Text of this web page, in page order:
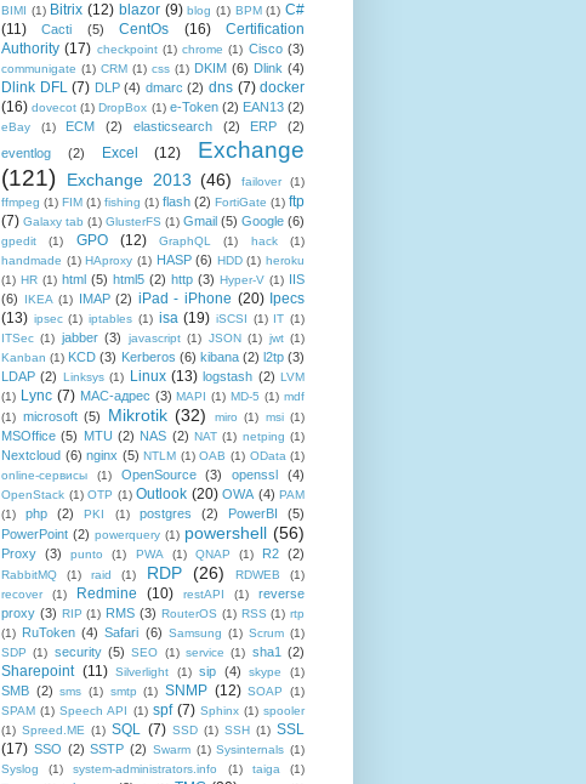
BIMI (1) Bitrix (12) blazor (9) blog (1) BPM (1) C#
(11)
Cacti (5) CentOs (16)
Certification
Authority (17) checkpoint (1) chrome (1) Cisco (3)
communigate (1) CRM (1) css (1) DKIM (6) Dlink (4)
Dlink DFL (7) DLP (4) dmarc (2) dns (7) docker
(16) dovecot (1) DropBox (1) e-Token (2) EAN13 (2)
eBay (1) ECM (2) elasticsearch (2) ERP
(2)
eventlog
(2) Excel (12)
Exchange
(121)
Exchange 2013 (46) failover
(1)
ffmpeg (1) FIM (1) fishing (1) flash (2) FortiGate (1) ftp
(7) Galaxy tab (1) GlusterFS (1) Gmail (5) Google (6)
gpedit (1) GPO (12) GraphQL (1) hack
(1)
handmade (1) HAproxy (1) HASP (6) HDD (1) heroku
(1) HR (1) html (5) html5 (2) http (3) Hyper-V (1) IIS
(6)
IKEA (1) IMAP (2) iPad - iPhone (20) Ipecs
(13) ipsec (1) iptables (1) isa (19) iSCSI (1) IT (1)
ITSec (1) jabber (3) javascript (1) JSON (1) jwt (1)
Kanban (1) KCD (3) Kerberos (6) kibana (2) l2tp (3)
LDAP (2) Linksys (1) Linux (13) logstash (2) LVM
(1) Lync (7) MAC-адрес (3) MAPI (1) MD-5 (1) mdf
(1) microsoft (5) Mikrotik (32) miro (1) msi (1)
MSOffice (5) MTU (2) NAS (2) NAT (1) netping (1)
Nextcloud (6) nginx (5) NTLM (1) OAB (1) OData (1)
online-сервисы
(1) OpenSource (3) openssl (4)
OpenStack (1) OTP (1) Outlook (20) OWA (4) PAM
(1)
php (2) PKI (1) postgres (2) PowerBI
(5)
PowerPoint (2) powerquery (1) powershell (56)
Proxy (3) punto (1) PWA (1) QNAP (1) R2 (2)
RabbitMQ (1) raid (1) RDP (26) RDWEB
(1)
recover
(1) Redmine (10) restAPI (1)
reverse
proxy (3) RIP (1) RMS (3) RouterOS (1) RSS (1) rtp
(1) RuToken (4) Safari (6) Samsung (1) Scrum (1)
SDP (1) security (5) SEO (1) service (1) sha1 (2)
Sharepoint (11) Silverlight (1) sip (4) skype (1)
SMB (2) sms (1) smtp (1) SNMP (12) SOAP
(1)
SPAM (1) Speech API (1) spf (7) Sphinx (1) spooler
(1) Spreed.ME (1) SQL (7) SSD (1) SSH (1) SSL
(17) SSO (2) SSTP (2) Swarm (1) Sysinternals (1)
Syslog
(1) system-administrators.info (1) taiga
(1)